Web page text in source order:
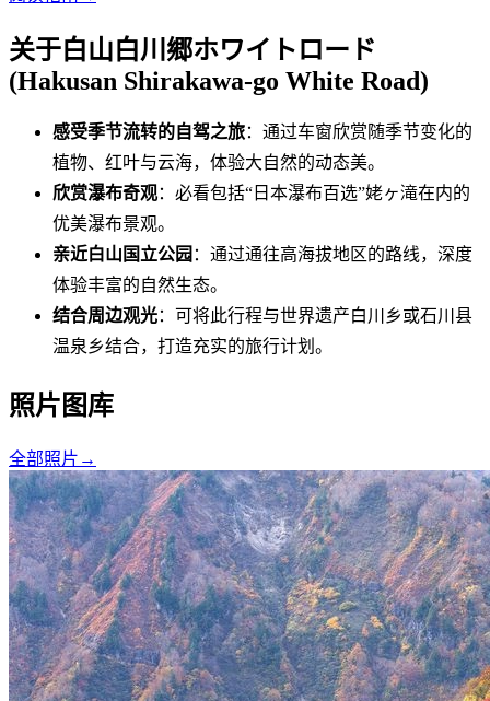
关于白山白川郷ホワイトロード
(Hakusan Shirakawa-go White Road)
感受季节流转的自驾之旅：通过车窗欣赏随季节变化的
植物、红叶与云海，体验大自然的动态美。
欣赏瀑布奇观：必看包括“日本瀑布百选”姥ヶ滝在内的
优美瀑布景观。
亲近白山国立公园 ：通过通往高海拔地区的路线，深度
体验丰富的自然生态。
结合周边观光：可将此行程与世界遗产白川乡或石川县
温泉乡结合，打造充实的旅行计划。
照片图库
全部照片 →